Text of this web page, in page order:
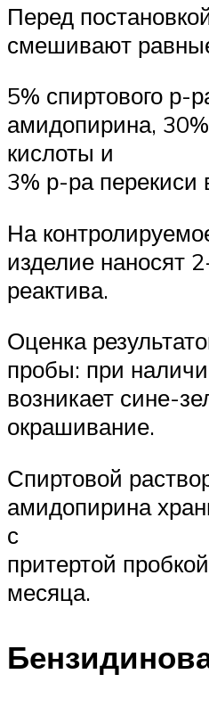
Перед
смешивают
5% спиртового р-
амидопирина,
кислоты и
3% р-ра перекиси
На
изделие наносят
реактива.
Оценка
пробы: при
возникает сине-
окрашивание.
Спиртовой
амидопирина
с
притертой
месяца.